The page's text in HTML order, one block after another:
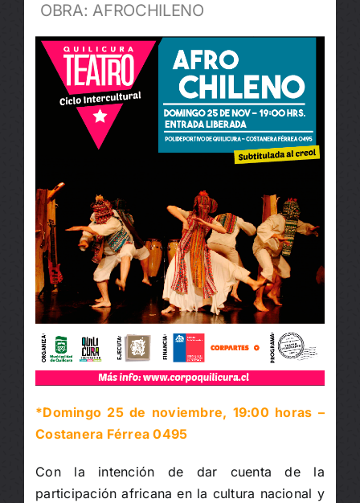
OBRA:AFROCHILENO
*Domingo 25 de noviembre, 19:00 horas –
Costanera Férrea 0495
Con la intención de dar cuenta de la
participación africana en la cultura nacional y